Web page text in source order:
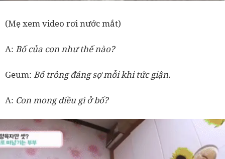
(Mẹ xem video rơi nước mắt)
A: Bố của con như thế nào?
Geum: Bố trông đáng sợ mỗi khi tức giận.
A: Con mong điều gì ở bố?